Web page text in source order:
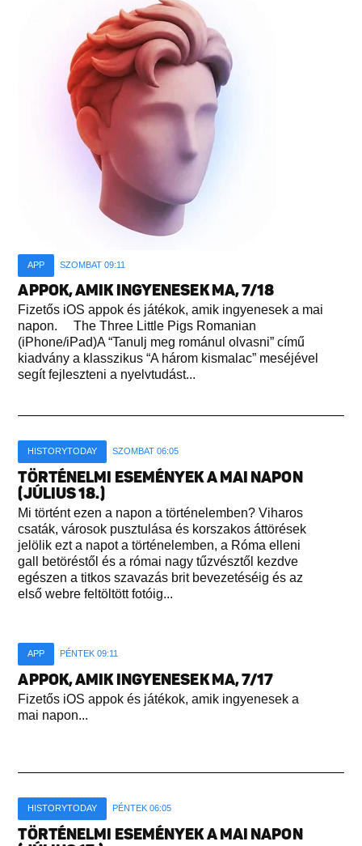
APP SZOMBAT 09:11
APPOK, AMIK INGYENESEK MA, 7/18
Fizetős iOS appok és játékok, amik ingyenesek a mai
napon. The Three Little Pigs Romanian
(iPhone/iPad)A “Tanulj meg románul olvasni” című
kiadvány a klasszikus “A három kismalac” meséjével
segít fejleszteni a nyelvtudást...
HISTORYTODAY SZOMBAT 06:05
TÖRTÉNELMI ESEMÉNYEK A MAI NAPON
(JÚLIUS 18.)
Mi történt ezen a napon a történelemben? Viharos
csaták, városok pusztulása és korszakos áttörések
jelölik ezt a napot a történelemben, a Róma elleni
gall betöréstől és a római nagy tűzvésztől kezdve
egészen a titkos szavazás brit bevezetéséig és az
első webre feltöltött fotóig...
APP PÉNTEK 09:11
APPOK, AMIK INGYENESEK MA, 7/17
Fizetős iOS appok és játékok, amik ingyenesek a
mai napon...
HISTORYTODAY PÉNTEK 06:05
TÖRTÉNELMI ESEMÉNYEK A MAI NAPON